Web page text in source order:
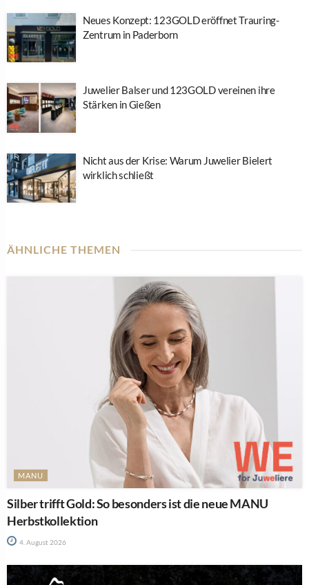
Neues Konzept: 123GOLD eröffnet Trauring-
Zentrum in Paderborn
Juwelier Balser und 123GOLD vereinen ihre
Stärken in Gießen
Nicht aus der Krise: Warum Juwelier Bielert
wirklich schließt
ÄHNLICHE THEMEN
MANU
Silber trifft Gold: So besonders ist die neue MANU
Herbstkollektion
4. August 2026